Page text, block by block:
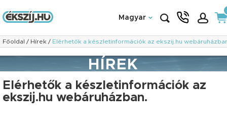
Magyar
Főoldal / Hírek / Elérhetők a készletinformációk az ekszij.hu
HÍREK
Elérhetők a készletinformációk az
ekszij.hu webáruházban.